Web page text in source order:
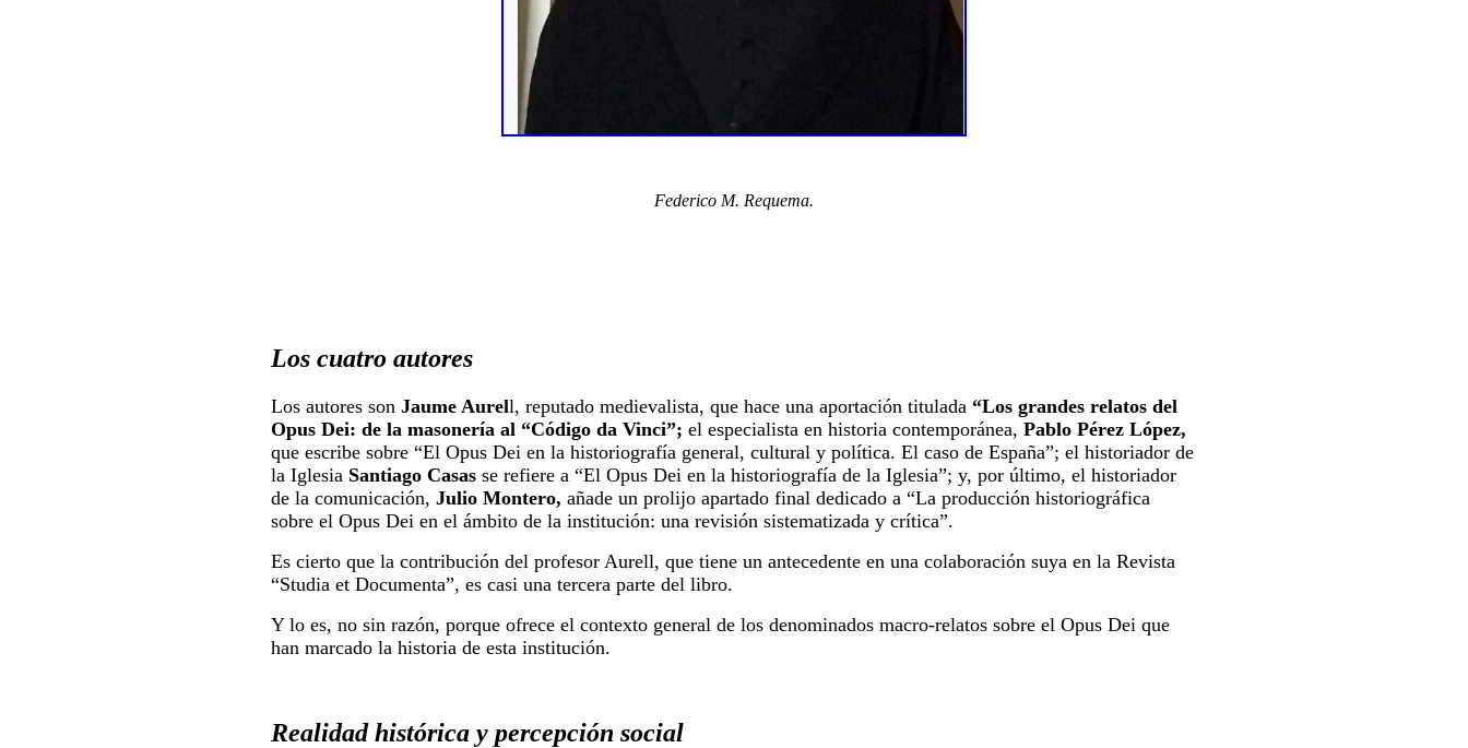
Federico M. Requema.
Los cuatro autores
Los autores son Jaume Aurell, reputado medievalista, que hace una aportación titulada “Los grandes relatos del
Opus Dei: de la masonería al “Código da Vinci”; el especialista en historia contemporánea, Pablo Pérez López,
que escribe sobre “El Opus Dei en la historiografía general, cultural y política. El caso de España”; el historiador de
la Iglesia Santiago Casas se refiere a “El Opus Dei en la historiografía de la Iglesia”; y, por último, el historiador
de la comunicación, Julio Montero, añade un prolijo apartado final dedicado a “La producción historiográfica
sobre el Opus Dei en el ámbito de la institución: una revisión sistematizada y crítica”.
Es cierto que la contribución del profesor Aurell, que tiene un antecedente en una colaboración suya en la Revista
“Studia et Documenta”, es casi una tercera parte del libro.
Y lo es, no sin razón, porque ofrece el contexto general de los denominados macro-relatos sobre el Opus Dei que
han marcado la historia de esta institución.
Realidad histórica y percepción social